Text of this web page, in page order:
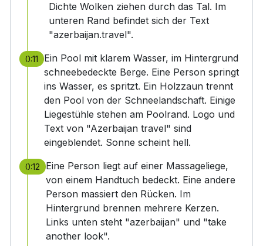
Dichte Wolken ziehen durch das Tal. Im
unteren Rand befindet sich der Text
"azerbaijan.travel".
0:11
Ein Pool mit klarem Wasser, im Hintergrund
schneebedeckte Berge. Eine Person springt
ins Wasser, es spritzt. Ein Holzzaun trennt
den Pool von der Schneelandschaft. Einige
Liegestühle stehen am Poolrand. Logo und
Text von "Azerbaijan travel" sind
eingeblendet. Sonne scheint hell.
0:12
Eine Person liegt auf einer Massageliege,
von einem Handtuch bedeckt. Eine andere
Person massiert den Rücken. Im
Hintergrund brennen mehrere Kerzen.
Links unten steht "azerbaijan" und "take
another look".